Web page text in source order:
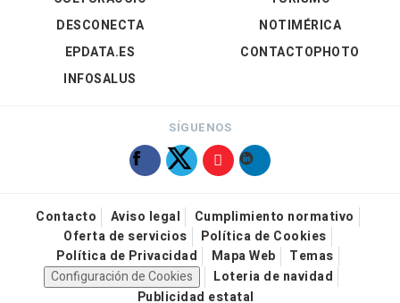
DESCONECTA
EPDATA.ES
INFOSALUS
NOTIMÉRICA
CONTACTOPHOTO
SÍGUENOS
Contacto Aviso legal
Cumplimiento normativo
Oferta de servicios
Política de Cookies
Política de Privacidad
Mapa Web
Temas
Configuración de Cookies
Loteria de navidad
Publicidad estatal